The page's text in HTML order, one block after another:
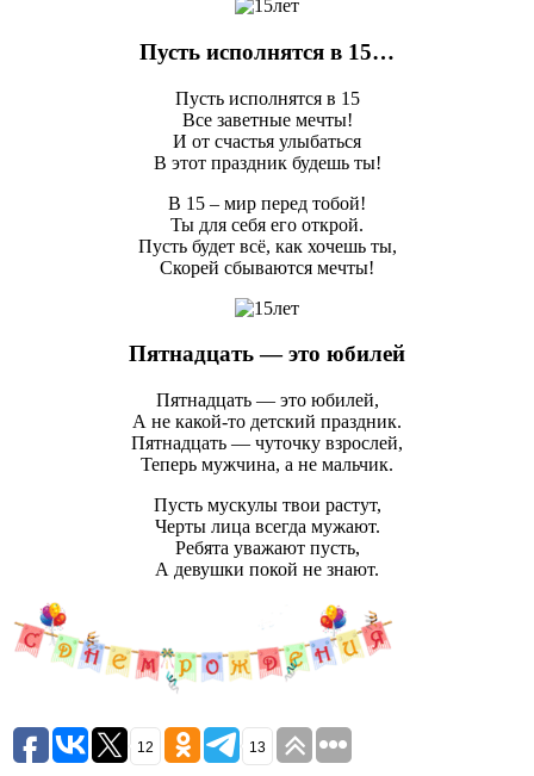
Пусть исполнятся в 15…
Пусть исполнятся в 15
Все заветные мечты!
И от счастья улыбаться
В этот праздник будешь ты!
В 15 – мир перед тобой!
Ты для себя его открой.
Пусть будет всё, как хочешь ты,
Скорей сбываются мечты!
Пятнадцать — это юбилей
Пятнадцать — это юбилей,
А не какой-то детский праздник.
Пятнадцать — чуточку взрослей,
Теперь мужчина, а не мальчик.
Пусть мускулы твои растут,
Черты лица всегда мужают.
Ребята уважают пусть,
А девушки покой не знают.
12 13